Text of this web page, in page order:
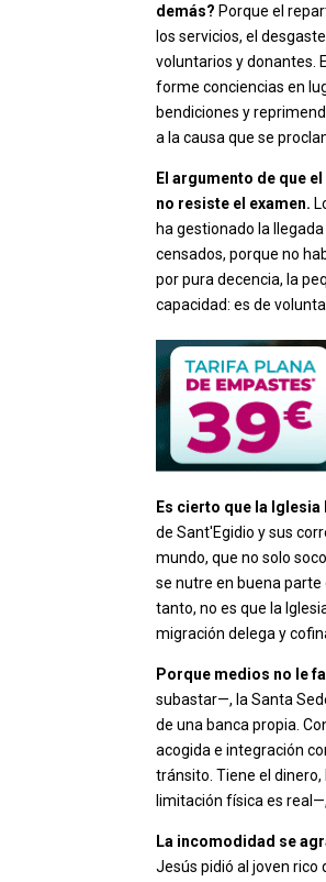
demás? Porque el
los servicios, el
voluntarios y donantes.
forme conciencias en
bendiciones y
a la causa que se
El argumento de que
no resiste el examen.
ha gestionado la
censados, porque no
por pura decencia, la
capacidad: es de
Es cierto que la
de Sant'Egidio y sus
mundo, que no solo
se nutre en buena parte
tanto, no es que la
migración delega y
Porque medios no le
subastar—, la Santa
de una banca propia.
acogida e integración
tránsito. Tiene el
limitación física es
La incomodidad se
Jesús pidió al joven rico